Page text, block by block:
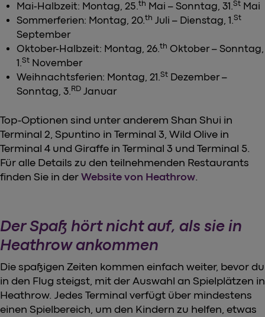
Mai-Halbzeit: Montag, 25.th Mai – Sonntag, 31.St Mai
Sommerferien: Montag, 20.th Juli – Dienstag, 1.St
September
Oktober-Halbzeit: Montag, 26.th Oktober – Sonntag,
1.St November
Weihnachtsferien: Montag, 21.St Dezember –
Sonntag, 3.RD Januar
Top-Optionen sind unter anderem Shan Shui in
Terminal 2, Spuntino in Terminal 3, Wild Olive in
Terminal 4 und Giraffe in Terminal 3 und Terminal 5.
Für alle Details zu den teilnehmenden Restaurants
finden Sie in der Website von Heathrow.
Der Spaß hört nicht auf, als sie in
Heathrow ankommen
Die spaßigen Zeiten kommen einfach weiter, bevor du
in den Flug steigst, mit der Auswahl an Spielplätzen in
Heathrow. Jedes Terminal verfügt über mindestens
einen Spielbereich, um den Kindern zu helfen, etwas